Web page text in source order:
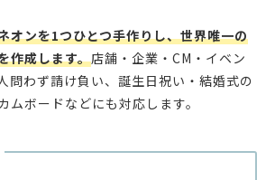
オンを1つひとつ手作りし、世界唯一の
作成します。店舗・企業・CM・イベン
問わず請け負い、誕生日祝い・結婚式の
ムボードなどにも対応します。